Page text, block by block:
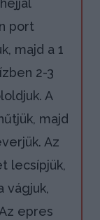
port
majd a 1
2-3
A
majd
Az
lecsípjük,
vágjuk,
epres